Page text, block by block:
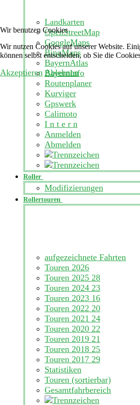
Landkarten
OpenStreetMap
GoogleMaps
BingMaps
BayernAtlas
BayernInfo
Routenplaner
Kurviger
Gpswerk
Calimoto
I n t e r n
Anmelden
Abmelden
Roller
Modifizierungen
Rollertouren
aufgezeichnete Fahrten
Touren 2026
Touren 2025 28
Touren 2024 23
Touren 2023 16
Touren 2022 20
Touren 2021 24
Touren 2020 22
Touren 2019 21
Touren 2018 25
Touren 2017 29
Statistiken
Touren (sortierbar)
Gesamtfahrbereich
Wir benutzen Cookies
Wir nutzen Cookies auf unserer Website.
können selbst entscheiden, ob Sie die
Akzeptieren Ablehnen